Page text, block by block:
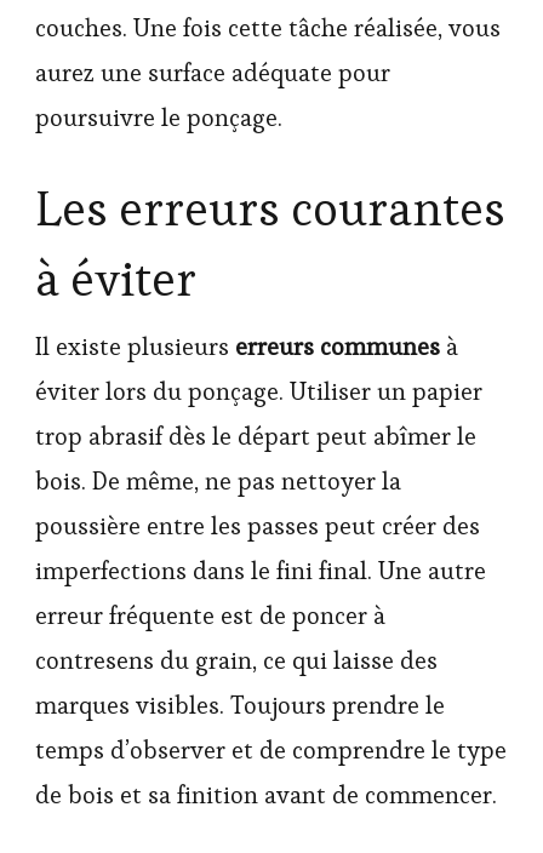
couches. Une fois cette tâche réalisée, vous
aurez une surface adéquate pour
poursuivre le ponçage.
Les erreurs courantes
à éviter
Il existe plusieurs erreurs communes à
éviter lors du ponçage. Utiliser un papier
trop abrasif dès le départ peut abîmer le
bois. De même, ne pas nettoyer la
poussière entre les passes peut créer des
imperfections dans le fini final. Une autre
erreur fréquente est de poncer à
contresens du grain, ce qui laisse des
marques visibles. Toujours prendre le
temps d’observer et de comprendre le type
de bois et sa finition avant de commencer.